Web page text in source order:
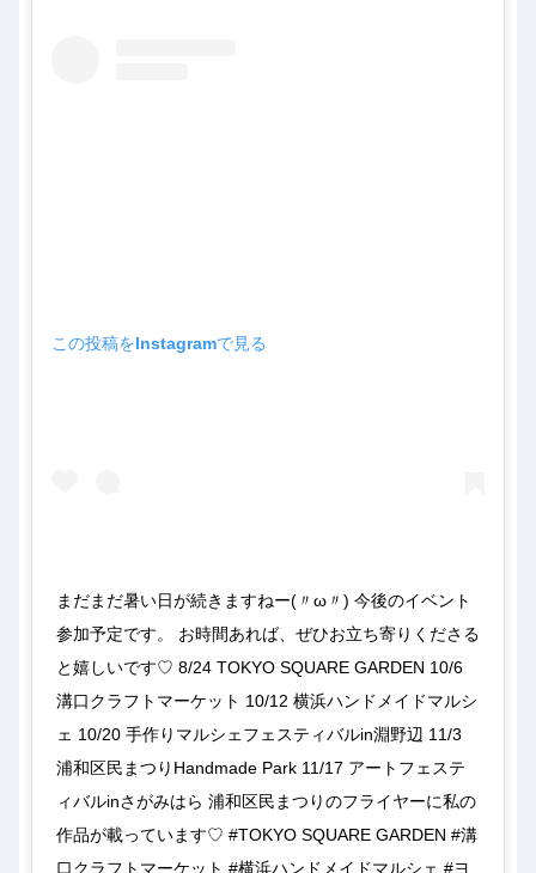
この投稿をInstagramで見る
まだまだ暑い日が続きますねー(〃ω〃) 今後のイベント
参加予定です。 お時間あれば、ぜひお立ち寄りくださる
と嬉しいです♡ 8/24 TOKYO SQUARE GARDEN 10/6
溝口クラフトマーケット 10/12 横浜ハンドメイドマルシ
ェ 10/20 手作りマルシェフェスティバルin淵野辺 11/3
浦和区民まつりHandmade Park 11/17 アートフェステ
ィバルinさがみはら 浦和区民まつりのフライヤーに私の
作品が載っています♡ #TOKYO SQUARE GARDEN #溝
口クラフトマーケット #横浜ハンドメイドマルシェ #ヨ